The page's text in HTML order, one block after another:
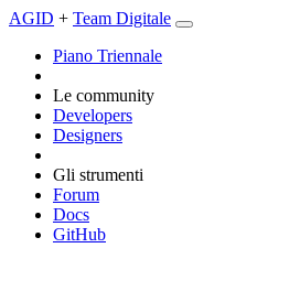
AGID + Team Digitale
Piano Triennale
Le community
Developers
Designers
Gli strumenti
Forum
Docs
GitHub